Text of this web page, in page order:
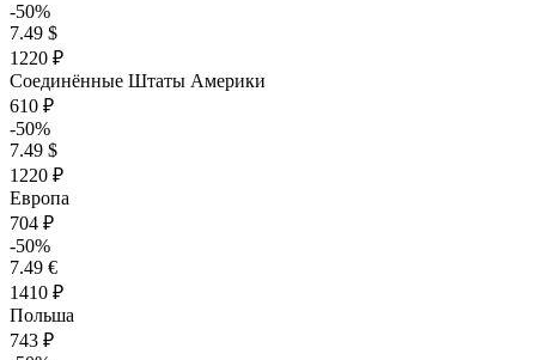
-50%
7.49 $
1220 ₽
Соединённые Штаты Америки
610 ₽
-50%
7.49 $
1220 ₽
Европа
704 ₽
-50%
7.49 €
1410 ₽
Польша
743 ₽